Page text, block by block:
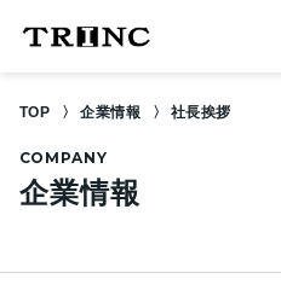
TOP 企業情報 社長挨拶
COMPANY
企業情報